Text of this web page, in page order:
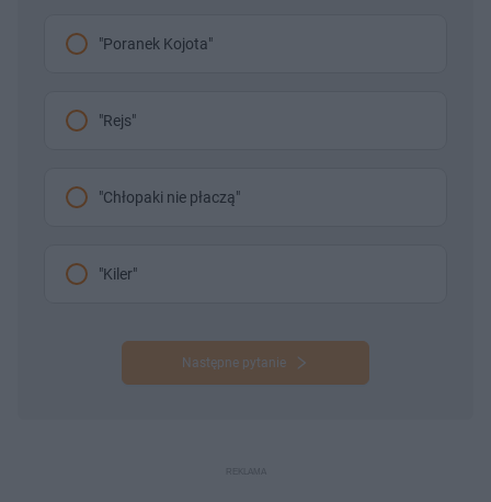
"Poranek Kojota"
"Rejs"
"Chłopaki nie płaczą"
"Kiler"
Następne pytanie